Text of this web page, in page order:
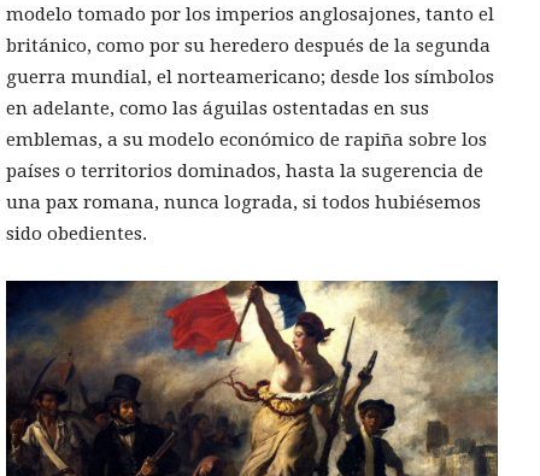
modelo tomado por los imperios anglosajones, tanto el
británico, como por su heredero después de la segunda
guerra mundial, el norteamericano; desde los símbolos
en adelante, como las águilas ostentadas en sus
emblemas, a su modelo económico de rapiña sobre los
países o territorios dominados, hasta la sugerencia de
una pax romana, nunca lograda, si todos hubiésemos
sido obedientes.